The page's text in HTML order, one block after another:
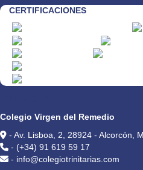
CERTIFICACIONES
Colegio Virgen del Remedio
- Av. Lisboa, 2, 28924 - Alcorcón,
- (+34) 91 619 59 17
- info@colegiotrinitarias.com